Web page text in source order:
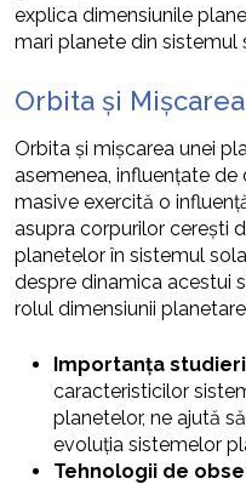
explica dimensiunile
mari planete din sistemul
Orbita și
Orbita și mișcarea unei
asemenea, influențate de
masive exercită o
asupra corpurilor cerești
planetelor în sistemul
despre dinamica acestui
rolul dimensiunii
Importanța
caracteristicilor
planetelor, ne ajută
evoluția sistemelor
Tehnologii de